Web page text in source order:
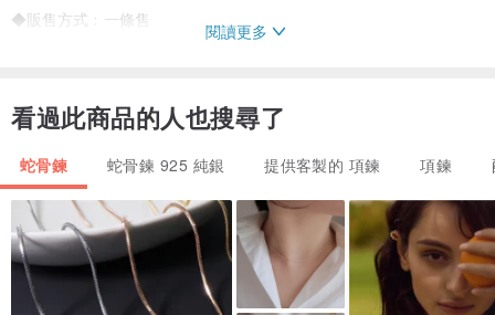
◆販售方式﹕一條售
粗鍊較粗關係，末端焊接處單面(單點)焊接結點為不平整為正常非瑕
︱延長鍊︱
◆可拆式小扣頭
5mm扣頭可自行組裝拆卸需要的長度.
下圖扣頭銜接延長鍊的圈環為直式 (橫式與直式出貨隨機,不影響穿戴.)
閱讀更多
看過此商品的人也搜尋了
蛇骨鍊 蛇骨鍊 925 純銀 提供客製的 項鍊 項鍊